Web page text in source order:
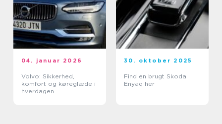
04. januar 2026
Volvo: Sikkerhed,
komfort og køreglæde i
hverdagen
30. oktober 2025
Find en brugt Skoda
Enyaq her